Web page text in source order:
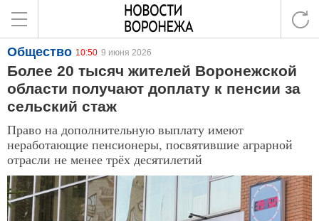
Общество 10:50 9 июня 2026
Более 20 тысяч жителей Воронежской
области получают доплату к пенсии за
сельский стаж
Право на дополнительную выплату имеют
неработающие пенсионеры, посвятившие аграрной
отрасли не менее трёх десятилетий